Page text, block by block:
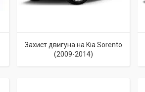
Захист двигуна на Kia Sorento
(2009-2014)